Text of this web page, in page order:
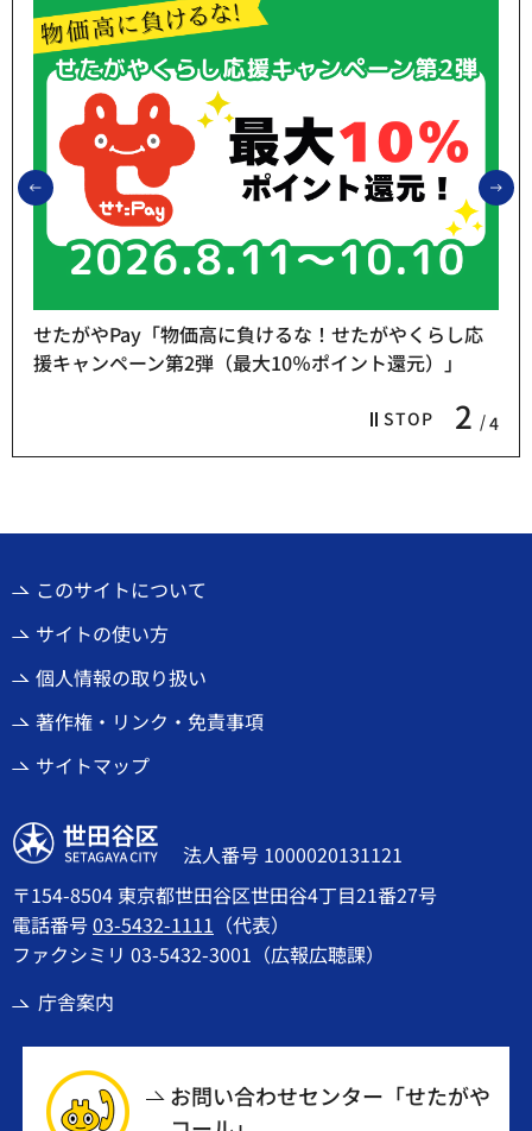
前のスライドを表示
STOP 2 4
せたがやPay「物価高に負けるな！せたがやくらし応
援キャンペーン第2弾（最大10％ポイント還元）」
このサイトについて
サイトの使い方
個人情報の取り扱い
著作権・リンク・免責事項
サイトマップ
世田谷区
法人番号 1000020131121
〒154-8504 東京都世田谷区世田谷4丁目21番27号
電話番号03-5432-1111 （代表）
ファクシミリ 03-5432-3001（広報広聴課）
庁舎案内
お問い合わせセンター「せたがや